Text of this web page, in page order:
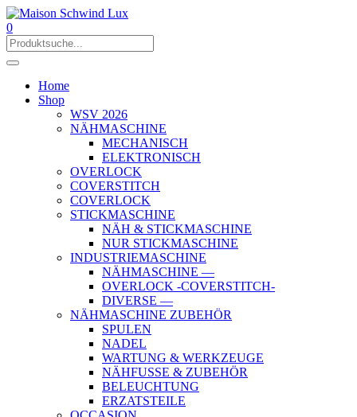
0
Home
Shop
WSV 2026
NÄHMASCHINE
MECHANISCH
ELEKTRONISCH
OVERLOCK
COVERSTITCH
COVERLOCK
STICKMASCHINE
NÄH & STICKMASCHINE
NUR STICKMASCHINE
INDUSTRIEMASCHINE
NÄHMASCHINE —
OVERLOCK -COVERSTITCH-
DIVERSE —
NÄHMASCHINE ZUBEHÖR
SPULEN
NADEL
WARTUNG & WERKZEUGE
NÄHFUSSE & ZUBEHÖR
BELEUCHTUNG
ERZATSTEILE